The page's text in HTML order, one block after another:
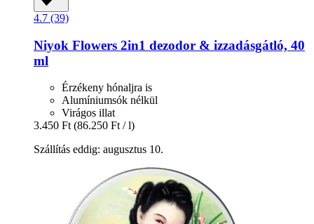
4.7 (39)
Niyok Flowers 2in1 dezodor & izzadásgátló, 40
ml
Érzékeny hónaljra is
Alumíniumsók nélkül
Virágos illat
3.450 Ft (86.250 Ft / l)
Szállítás eddig: augusztus 10.